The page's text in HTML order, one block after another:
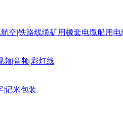
航空|铁路线缆矿用橡套电缆船用电
频|音频|彩灯线
|记米包装